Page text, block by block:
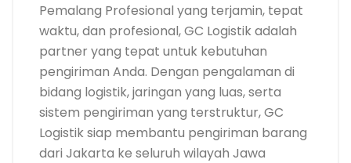
Pemalang Profesional yang terjamin, tepat
waktu, dan profesional, GC Logistik adalah
partner yang tepat untuk kebutuhan
pengiriman Anda. Dengan pengalaman di
bidang logistik, jaringan yang luas, serta
sistem pengiriman yang terstruktur, GC
Logistik siap membantu pengiriman barang
dari Jakarta ke seluruh wilayah Jawa